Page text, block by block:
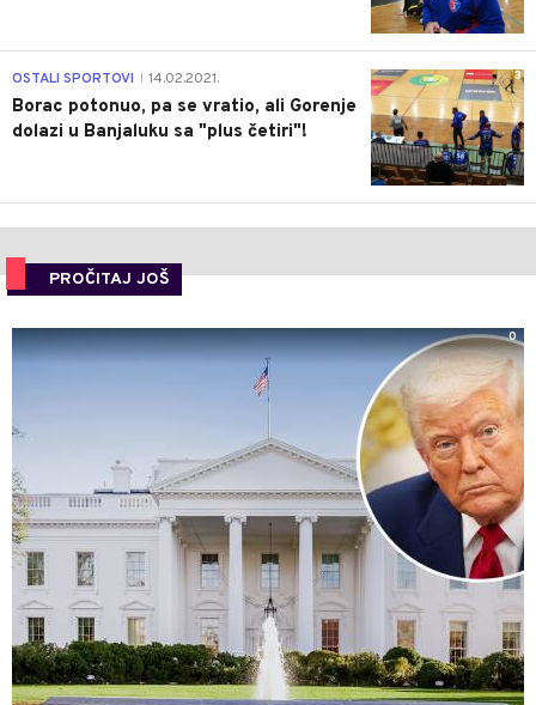
3
OSTALI SPORTOVI 14.02.2021.
Borac potonuo, pa se vratio, ali Gorenje
dolazi u Banjaluku sa "plus četiri"!
PROČITAJ JOŠ
0